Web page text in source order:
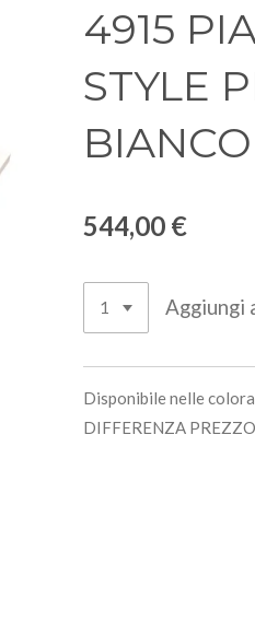
4915
STYLE
544,00 €
Aggiungi
Disponibile nelle
DIFFERENZA